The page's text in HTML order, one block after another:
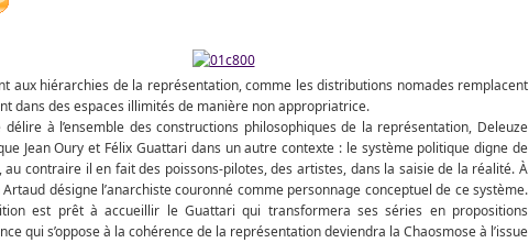
aux hiérarchies de la représentation, comme les distributions nomades remplacent
dans des espaces illimités de manière non appropriatrice.
à l’ensemble des constructions philosophiques de la représentation, Deleuze
Jean Oury et Félix Guattari dans un autre contexte : le système politique digne de
au contraire il en fait des poissons-pilotes, des artistes, dans la saisie de la réalité. À
désigne l’anarchiste couronné comme personnage conceptuel de ce système.
est prêt à accueillir le Guattari qui transformera ses séries en propositions
qui s’oppose à la cohérence de la représentation deviendra la Chaosmose à l’issue